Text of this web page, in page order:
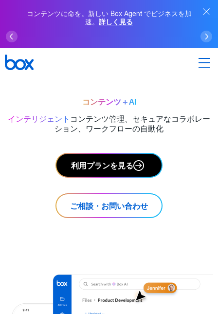
コンテンツに命を。新しい Box Agent でビジネスを加
速。 詳しく見る
コンテンツ＋AI
インテリジェント コンテンツ管理、セキュアなコラボレー
ション、ワークフローの自動化
利用プランを見る
ご相談・お問い合わせ